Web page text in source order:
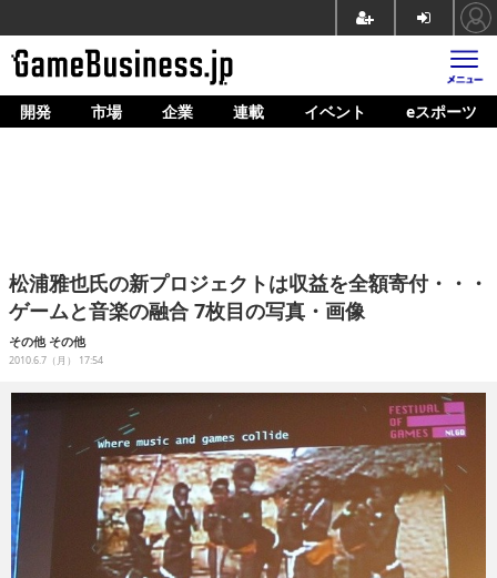
ホーム
企業動向
人材育成
連載
イベント/セミナー
eスポーツ
開発 市場 企業 連載 イベント eスポーツ
松浦雅也氏の新プロジェクトは収益を全額寄付・・・
ゲームと音楽の融合 7枚目の写真・画像
その他 その他
2010.6.7（月） 17:54